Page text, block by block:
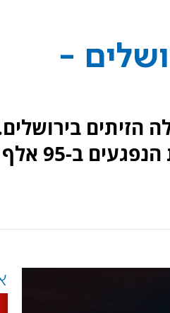
-
הזיתים
שניים מהפורעים נשלחו למאסר. כעת הם יפצו את הנפגעים ב-95 אלף